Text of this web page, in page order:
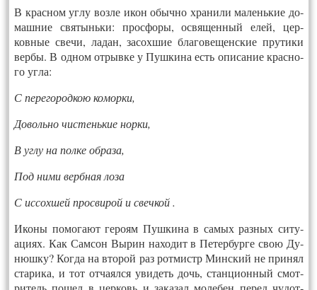
В крас­ном уг­лу воз­ле икон обыч­но хра­нили ма­лень­кие до­
маш­ние свя­тынь­ки: прос­фо­ры, ос­вя­щен­ный елей, цер­
ковные све­чи, ла­дан, за­сох­шие бла­гове­щенс­кие пру­тики
вер­бы. В од­ном от­рывке у Пуш­ки­на есть опи­сание крас­но­
го уг­ла:
С пе­рего­род­кою ко­мор­ки,
До­воль­но чис­тень­кие нор­ки,
В уг­лу на пол­ке об­ра­за,
Под ни­ми верб­ная ло­за
С ис­сохшей прос­ви­рой и свеч­кой .
Ико­ны по­мога­ют ге­ро­ям Пуш­ки­на в са­мых раз­ных си­ту­
ациях. Как Сам­сон Вы­рин на­ходит в Пе­тер­бурге свою Ду­
нюш­ку? Ког­да на вто­рой раз рот­мистр Минс­кий не при­нял
ста­рика, и тот от­ча­ял­ся уви­деть дочь, стан­ци­он­ный смот­